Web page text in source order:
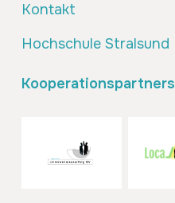
Kontakt
Hochschule Stralsund
Kooperationspartners